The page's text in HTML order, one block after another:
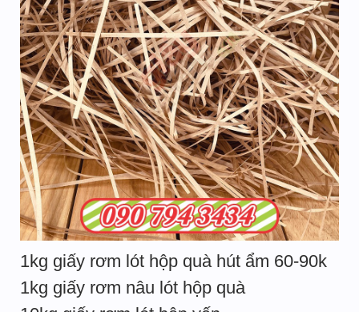
1kg giấy rơm lót hộp quà hút ẩm 60-90k
1kg giấy rơm nâu lót hộp quà